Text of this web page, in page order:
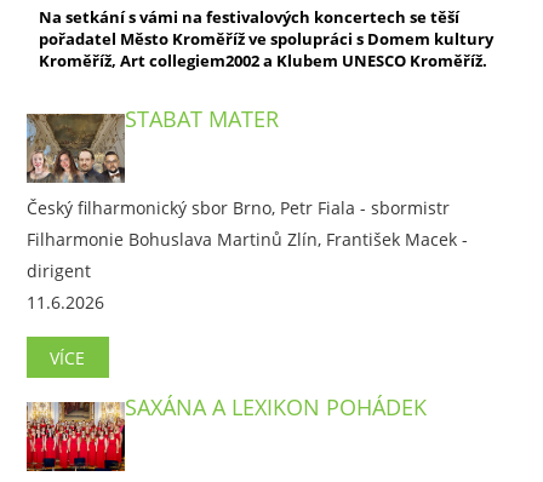
Na setkání s vámi na festivalových koncertech se těší
pořadatel Město Kroměříž ve spolupráci s Domem kultury
Kroměříž, Art collegiem2002 a Klubem UNESCO Kroměříž.
STABAT MATER
Český filharmonický sbor Brno, Petr Fiala - sbormistr
Filharmonie Bohuslava Martinů Zlín, František Macek -
dirigent
11.6.2026
VÍCE
SAXÁNA A LEXIKON POHÁDEK